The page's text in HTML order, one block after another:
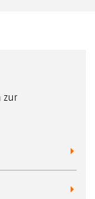
zur